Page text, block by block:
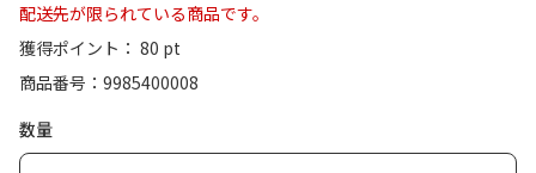
配送先が限られている商品です。
獲得ポイント： 80 pt
商品番号
9985400008
数量